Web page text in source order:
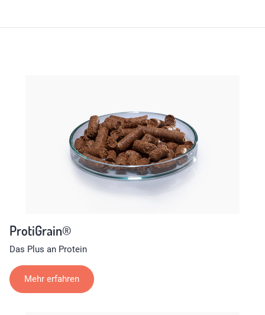
ProtiGrain®
Das Plus an Protein
Mehr erfahren